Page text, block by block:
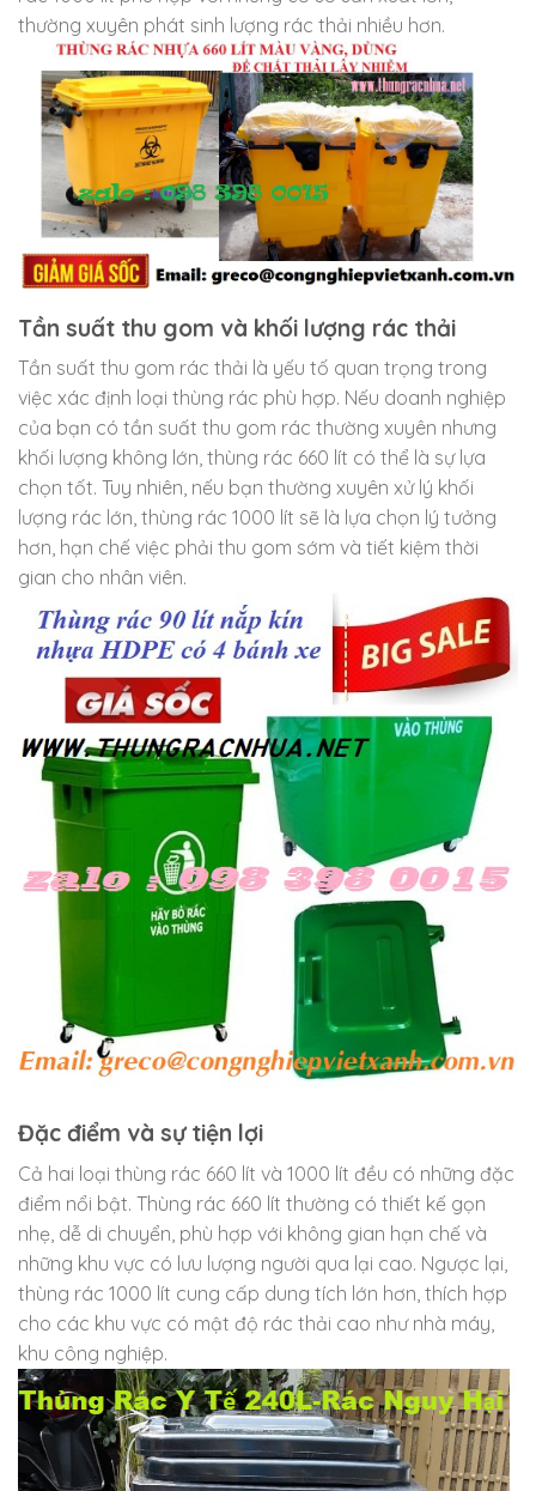
thường xuyên phát sinh lượng rác thải nhiều hơn.
Tần suất thu gom và khối lượng rác thải
Tần suất thu gom rác thải là yếu tố quan trọng trong
việc xác định loại thùng rác phù hợp. Nếu doanh nghiệp
của bạn có tần suất thu gom rác thường xuyên nhưng
khối lượng không lớn, thùng rác 660 lít có thể là sự lựa
chọn tốt. Tuy nhiên, nếu bạn thường xuyên xử lý khối
lượng rác lớn, thùng rác 1000 lít sẽ là lựa chọn lý tưởng
hơn, hạn chế việc phải thu gom sớm và tiết kiệm thời
gian cho nhân viên.
Đặc điểm và sự tiện lợi
Cả hai loại thùng rác 660 lít và 1000 lít đều có những đặc
điểm nổi bật. Thùng rác 660 lít thường có thiết kế gọn
nhẹ, dễ di chuyển, phù hợp với không gian hạn chế và
những khu vực có lưu lượng người qua lại cao. Ngược lại,
thùng rác 1000 lít cung cấp dung tích lớn hơn, thích hợp
cho các khu vực có mật độ rác thải cao như nhà máy,
khu công nghiệp.